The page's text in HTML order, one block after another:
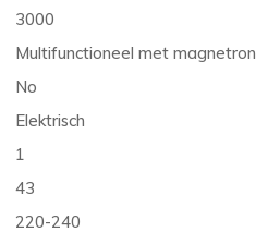
3000
Multifunctioneel met magnetron
No
Elektrisch
1
43
220-240